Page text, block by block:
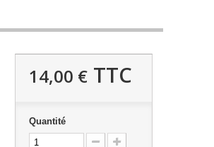
14,00 €TTC
Quantité